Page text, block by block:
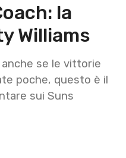
la
Williams
se le vittorie
poche, questo è il
sui Suns